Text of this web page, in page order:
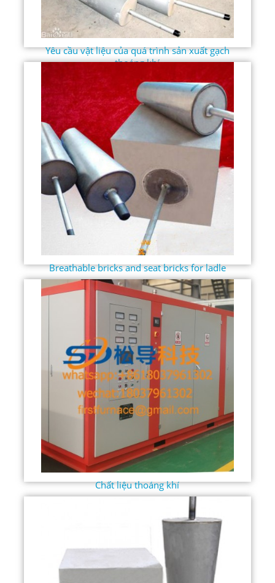
Yêu cầu vật liệu của quá trình sản xuất gạch
thoáng khí
Breathable bricks and seat bricks for ladle
Chất liệu thoáng khí